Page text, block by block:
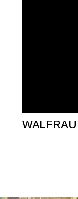
WALFRAU